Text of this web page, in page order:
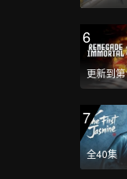
6
更新到
7
全40集